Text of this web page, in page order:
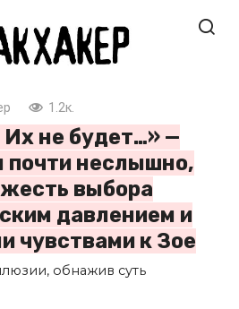
1.2к.
не будет…» —
почти неслышно,
выбора
давлением и
чувствами к Зое
обнажив суть